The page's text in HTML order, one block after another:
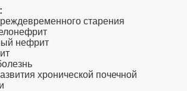
старения
нефрит
хронической почечной